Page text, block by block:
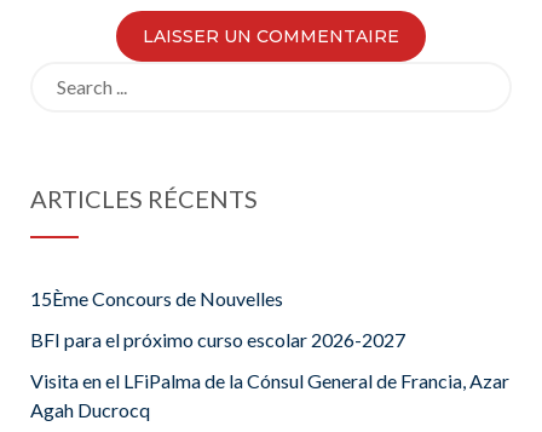
ARTICLES RÉCENTS
15Ème Concours de Nouvelles
BFI para el próximo curso escolar 2026-2027
Visita en el LFiPalma de la Cónsul General de Francia, Azar
Agah Ducrocq